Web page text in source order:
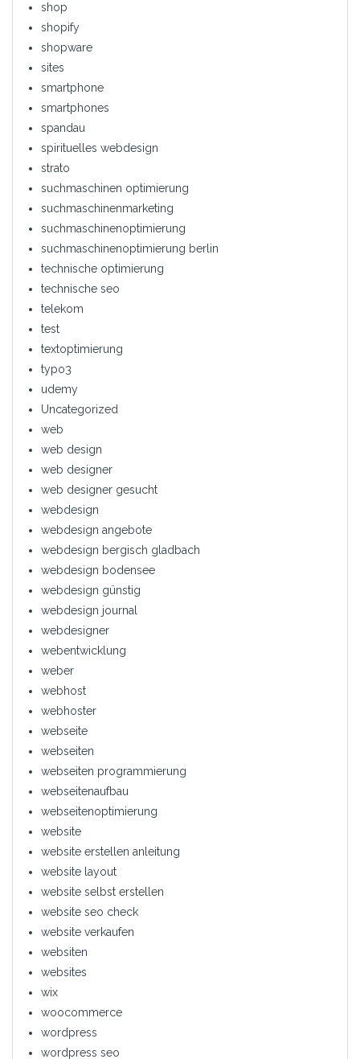
shop
shopify
shopware
sites
smartphone
smartphones
spandau
spirituelles webdesign
strato
suchmaschinen optimierung
suchmaschinenmarketing
suchmaschinenoptimierung
suchmaschinenoptimierung berlin
technische optimierung
technische seo
telekom
test
textoptimierung
typo3
udemy
Uncategorized
web
web design
web designer
web designer gesucht
webdesign
webdesign angebote
webdesign bergisch gladbach
webdesign bodensee
webdesign günstig
webdesign journal
webdesigner
webentwicklung
weber
webhost
webhoster
webseite
webseiten
webseiten programmierung
webseitenaufbau
webseitenoptimierung
website
website erstellen anleitung
website layout
website selbst erstellen
website seo check
website verkaufen
websiten
websites
wix
woocommerce
wordpress
wordpress seo